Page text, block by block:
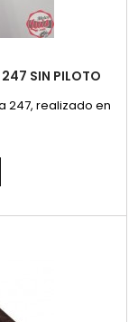
SIN PILOTO
247, realizado en